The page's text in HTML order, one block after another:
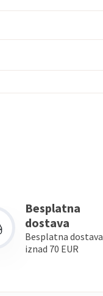
Besplatna
dostava
Besplatna dostava
iznad 70 EUR